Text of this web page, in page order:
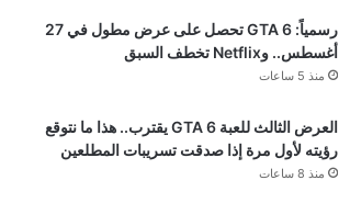
رسمياً: GTA 6 تحصل على عرض مطول في 27
أغسطس.. وNetflix تخطف السبق
منذ 5 ساعات
العرض الثالث للعبة GTA 6 يقترب.. هذا ما نتوقع
رؤيته لأول مرة إذا صدقت تسريبات المطلعين
منذ 8 ساعات